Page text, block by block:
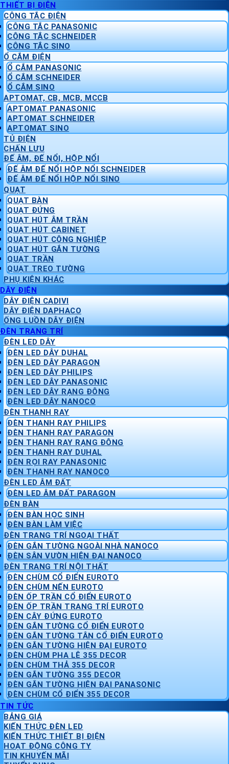
THIẾT BỊ ĐIỆN
CÔNG TẮC ĐIỆN
CÔNG TẮC PANASONIC
CÔNG TẮC SCHNEIDER
CÔNG TẮC SINO
Ổ CẮM ĐIỆN
Ổ CẮM PANASONIC
Ổ CẮM SCHNEIDER
Ổ CẮM SINO
APTOMAT, CB, MCB, MCCB
APTOMAT PANASONIC
APTOMAT SCHNEIDER
APTOMAT SINO
TỦ ĐIỆN
CHẤN LƯU
ĐẾ ÂM, ĐẾ NỔI, HỘP NỔI
ĐẾ ÂM ĐẾ NỔI HỘP NỔI SCHNEIDER
ĐẾ ÂM ĐẾ NỔI HỘP NỔI SINO
QUẠT
QUẠT BÀN
QUẠT ĐỨNG
QUẠT HÚT ÂM TRẦN
QUẠT HÚT CABINET
QUẠT HÚT CÔNG NGHIỆP
QUẠT HÚT GẮN TƯỜNG
QUẠT TRẦN
QUẠT TREO TƯỜNG
PHỤ KIỆN KHÁC
DÂY ĐIỆN
DÂY ĐIỆN CADIVI
DÂY ĐIỆN DAPHACO
ỐNG LUỒN DÂY ĐIỆN
ĐÈN TRANG TRÍ
ĐÈN LED DÂY
ĐÈN LED DÂY DUHAL
ĐÈN LED DÂY PARAGON
ĐÈN LED DÂY PHILIPS
ĐÈN LED DÂY PANASONIC
ĐÈN LED DÂY RẠNG ĐÔNG
ĐÈN LED DÂY NANOCO
ĐÈN THANH RAY
ĐÈN THANH RAY PHILIPS
ĐÈN THANH RAY PARAGON
ĐÈN THANH RAY RẠNG ĐÔNG
ĐÈN THANH RAY DUHAL
ĐÈN RỌI RAY PANASONIC
ĐÈN THANH RAY NANOCO
ĐÈN LED ÂM ĐẤT
ĐÈN LED ÂM ĐẤT PARAGON
ĐÈN BÀN
ĐÈN BÀN HỌC SINH
ĐÈN BÀN LÀM VIỆC
ĐÈN TRANG TRÍ NGOẠI THẤT
ĐÈN GẮN TƯỜNG NGOÀI NHÀ NANOCO
ĐÈN SÂN VƯỜN HIỆN ĐẠI NANOCO
ĐÈN TRANG TRÍ NỘI THẤT
ĐÈN CHÙM CỔ ĐIỂN EUROTO
ĐÈN CHÙM NẾN EUROTO
ĐÈN ỐP TRẦN CỔ ĐIỂN EUROTO
ĐÈN ỐP TRẦN TRANG TRÍ EUROTO
ĐÈN CÂY ĐỨNG EUROTO
ĐÈN GẮN TƯỜNG CỔ ĐIỂN EUROTO
ĐÈN GẮN TƯỜNG TÂN CỔ ĐIỂN EUROTO
ĐÈN GẮN TƯỜNG HIỆN ĐẠI EUROTO
ĐÈN CHÙM PHA LÊ 355 DECOR
ĐÈN CHÙM THẢ 355 DECOR
ĐÈN GẮN TƯỜNG 355 DECOR
ĐÈN GẮN TƯỜNG HIỆN ĐẠI PANASONIC
ĐÈN CHÙM CỔ ĐIỂN 355 DECOR
TIN TỨC
BẢNG GIÁ
KIẾN THỨC ĐÈN LED
KIẾN THỨC THIẾT BỊ ĐIỆN
HOẠT ĐỘNG CÔNG TY
TIN KHUYẾN MÃI